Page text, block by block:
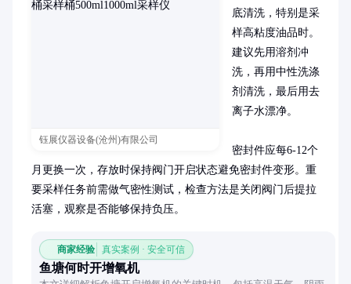
钰展仪器设备(沧州)有限公司
底清洗，特别是采
样高粘度油品时。
建议先用溶剂冲
洗，再用中性洗涤
剂清洗，最后用去
离子水漂净。
密封件应每6-12个
月更换一次，存放时保持阀门开启状态避免密封件变形。重
要采样任务前需做气密性测试，检查方法是关闭阀门后提拉
活塞，观察是否能够保持负压。
商家经验 真实案例 · 安全可信
鱼塘何时开增氧机